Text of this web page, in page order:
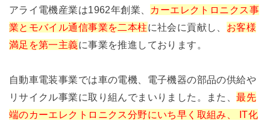
アライ電機産業は1962年創業、 カーエレクトロニクス事
業とモバイル通信事業を二本柱に社会に貢献し、 お客様
満足を第一主義に事業を推進しております。
自動車電装事業では車の電機、電子機器の部品の供給や
リサイクル事業に取り組んでまいりました。また、最先
端のカーエレクトロニクス分野にいち早く取組み、 IT化